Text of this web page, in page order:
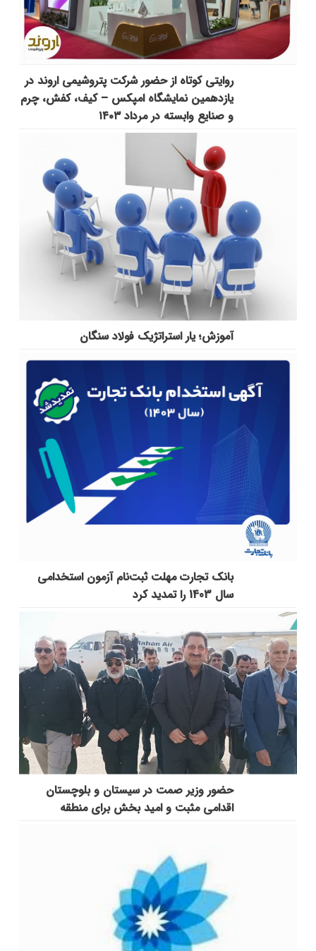
روایتی کوتاه از حضور شرکت پتروشیمی اروند در
یازدهمین نمایشگاه امپکس‌ – کیف، کفش، چرم
و صنایع وابسته در مرداد ۱۴۰۳
آموزش؛ یار استراتژیک فولاد سنگان
بانک تجارت مهلت ثبت‌نام آزمون استخدامی
سال 1403 را تمدید کرد
حضور وزیر صمت در سیستان و بلوچستان
اقدامی مثبت و امید بخش برای منطقه